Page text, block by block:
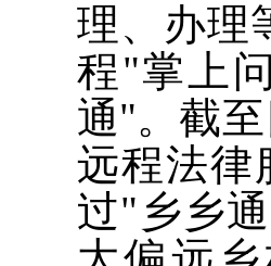
理、办理
程"掌上
通"。截
远程法律
过"乡乡